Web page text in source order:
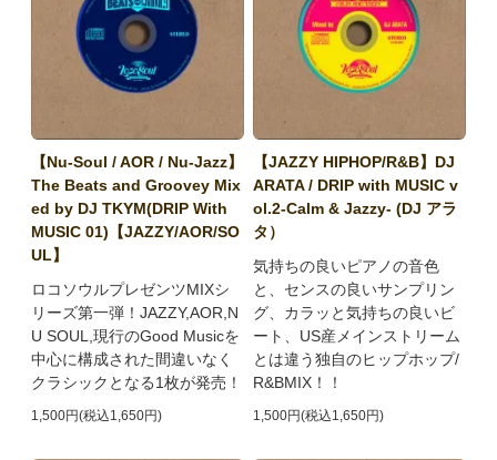
【Nu-Soul / AOR / Nu-Jazz】
The Beats and Groovey Mix
ed by DJ TKYM(DRIP With
MUSIC 01)【JAZZY/AOR/SO
UL】
ロコソウルプレゼンツMIXシ
リーズ第一弾！JAZZY,AOR,N
U SOUL,現行のGood Musicを
中心に構成された間違いなく
クラシックとなる1枚が発売！
1,500円(税込1,650円)
【JAZZY HIPHOP/R&B】DJ
ARATA / DRIP with MUSIC v
ol.2-Calm & Jazzy- (DJ アラ
タ）
気持ちの良いピアノの音色
と、センスの良いサンプリン
グ、カラッと気持ちの良いビ
ート、US産メインストリーム
とは違う独自のヒップホップ/
R&BMIX！！
1,500円(税込1,650円)